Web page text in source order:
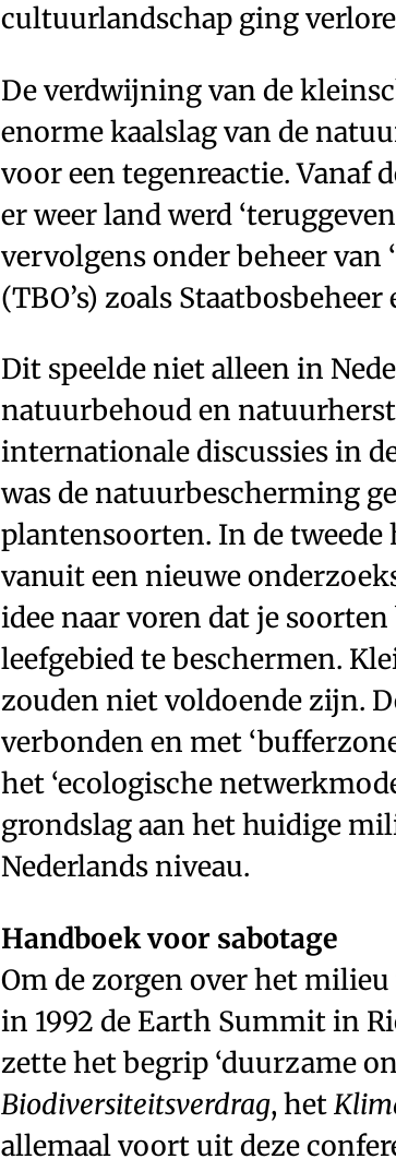
cultuurlandschap ging
De verdwijning van de
enorme kaalslag van de
voor een tegenreactie. Vanaf
er weer land werd
vervolgens onder beheer van
(TBO’s) zoals
Dit speelde niet alleen in
natuurbehoud en
internationale discussies in
was de natuurbescherming
plantensoorten. In de tweede
vanuit een nieuwe
idee naar voren dat je
leefgebied te beschermen.
zouden niet voldoende zijn.
verbonden en met
het ‘ecologische
grondslag aan het huidige
Nederlands niveau.
Handboek voor sabotage
Om de zorgen over het milieu
in 1992 de Earth Summit in
zette het begrip ‘duurzame
Biodiversiteitsverdrag, het
allemaal voort uit deze